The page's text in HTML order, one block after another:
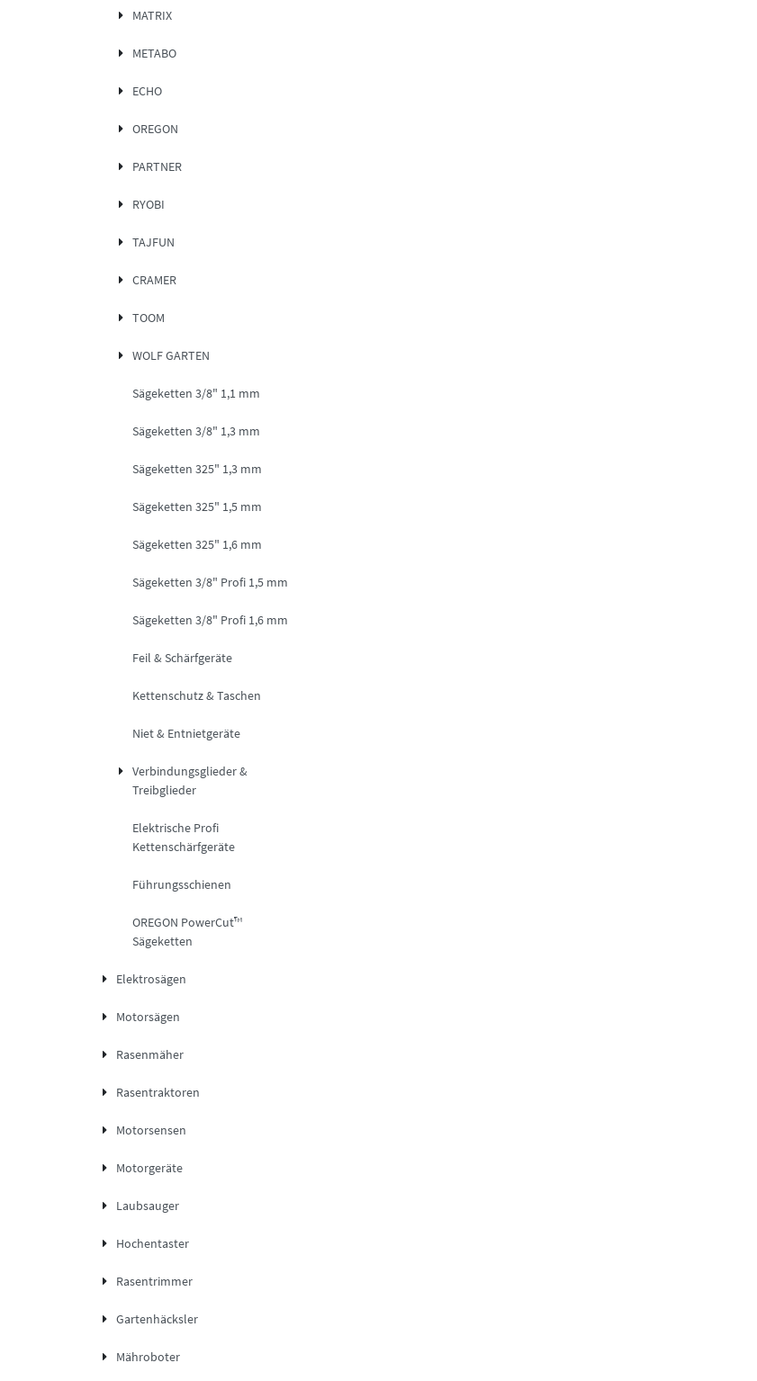
MATRIX
METABO
ECHO
OREGON
PARTNER
RYOBI
TAJFUN
CRAMER
TOOM
WOLF GARTEN
Sägeketten 3/8" 1,1 mm
Sägeketten 3/8" 1,3 mm
Sägeketten 325" 1,3 mm
Sägeketten 325" 1,5 mm
Sägeketten 325" 1,6 mm
Sägeketten 3/8" Profi 1,5 mm
Sägeketten 3/8" Profi 1,6 mm
Feil & Schärfgeräte
Kettenschutz & Taschen
Niet & Entnietgeräte
Verbindungsglieder &
Treibglieder
Elektrische Profi
Kettenschärfgeräte
Führungsschienen
OREGON PowerCut™
Sägeketten
Elektrosägen
Motorsägen
Rasenmäher
Rasentraktoren
Motorsensen
Motorgeräte
Laubsauger
Hochentaster
Rasentrimmer
Gartenhäcksler
Mähroboter